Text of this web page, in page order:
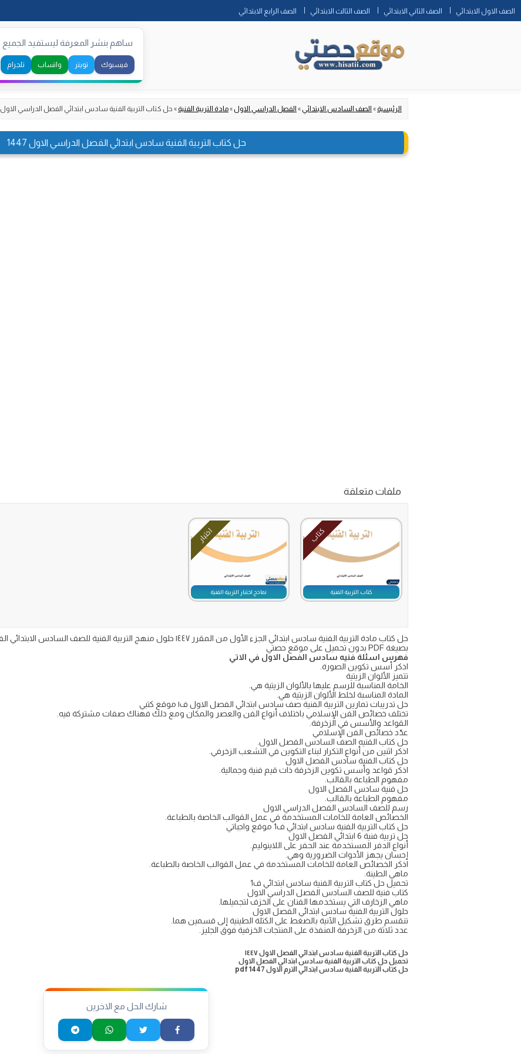
to
content
الصف الاول الابتدائي الصف الثاني الابتدائي الصف الثالث الابتدائي الصف الرابع الابتدائي
ساهم بنشر المعرفة ليستفيد الجميع
فيسبوك تويتر واتساب تلجرام
الرئيسية » الصف السادس الابتدائي » الفصل الدراسي الاول»مادة التربية الفنية » حل كتاب التربية الفنية سادس ابتدائي الفصل الدراسي الاول 1447
حل كتاب التربية الفنية سادس ابتدائي الفصل الدراسي الاول 1447
ملفات متعلقة
كتاب
كتاب التربية الفنية
اختبار
نماذج اختبار التربية الفنية
بصيغة PDF بدون تحميل على موقع حصتي
فهرس اسئلة فنيه سادس الفصل الاول في الاتي
اذكر أسس تكوين الصورة.
تتميز الألوان الزيتية
الخامة المناسبة للرسم عليها بالألوان الزيتية هي.
المادة المناسبة لخلط الألوان الزيتية هي.
حل تدريبات تمارين التربية الفنية صف سادس ابتدائي الفصل الاول ف١ موقع كتبي
تختلف خصائص الفن الإسلامي باختلاف أنواع الفن والعصر والمكان ومع ذلك فهناك صفات مشتركة فيه.
القواعد والأسس في الزخرفة.
عدّد خصائص الفن الإسلامي
حل كتاب الفنيه الصف السادس الفصل الاول.
اذكر اثنين من أنواع التكرار لبناء التكوين في التشعب الزخرفي.
حل كتاب الفنية سادس الفصل الاول
اذكر قواعد وأسس تكوين الزخرفة ذات قيم فنية وجمالية.
مفهوم الطباعة بالقالب.
حل فنية سادس الفصل الاول
مفهوم الطباعة بالقالب.
رسم للصف السادس الفصل الدراسي الاول
الخصائص العامة للخامات المستخدمة في عمل القوالب الخاصة بالطباعة.
حل كتاب التربية الفنية سادس ابتدائي ف1 موقع واجباتي
حل تربية فنية 6 ابتدائي الفصل الاول
أنواع الدفر المستخدمة عند الحفر على اللاينوليم.
إحسان يجهز الأدوات الضرورية وهي.
اذكر الخصائص العامة للخامات المستخدمة في عمل القوالب الخاصة بالطباعة.
ماهي الطينة.
تحميل حل كتاب التربية الفنية سادس ابتدائي ف1
كتاب فنية للصف السادس الفصل الدراسي الاول
ماهي الزخارف التي يستخدمها الفنان على الخزف لتجميلها.
حلول التربية الفنية سادس ابتدائي الفصل الاول
تنقسم طرق تشكيل الآنية بالضغط على الكتلة الطينية إلى قسمين هما.
عدد ثلاثة من الزخرفة المنفذة على المنتجات الخزفية فوق الجليز.
حل كتاب التربية الفنية سادس ابتدائي الفصل الاول ١٤٤٧
تحميل حل كتاب التربية الفنية سادس ابتدائي الفصل الاول
حل كتاب التربية الفنية سادس ابتدائي الترم الاول 1447 pdf
شارك الحل مع الاخرين